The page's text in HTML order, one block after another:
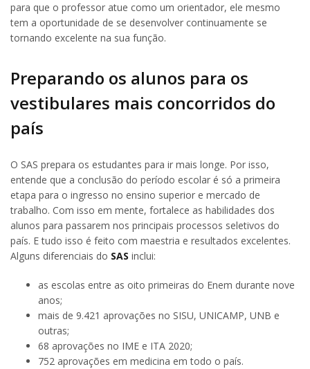
para que o professor atue como um orientador, ele mesmo
tem a oportunidade de se desenvolver continuamente se
tornando excelente na sua função.
Preparando os alunos para os
vestibulares mais concorridos do
país
O SAS prepara os estudantes para ir mais longe. Por isso,
entende que a conclusão do período escolar é só a primeira
etapa para o ingresso no ensino superior e mercado de
trabalho. Com isso em mente, fortalece as habilidades dos
alunos para passarem nos principais processos seletivos do
país. E tudo isso é feito com maestria e resultados excelentes.
Alguns diferenciais do SAS inclui:
as escolas entre as oito primeiras do Enem durante nove
anos;
mais de 9.421 aprovações no SISU, UNICAMP, UNB e
outras;
68 aprovações no IME e ITA 2020;
752 aprovações em medicina em todo o país.